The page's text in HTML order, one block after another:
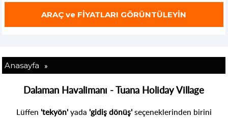
Anasayfa »
Dalaman Havalimanı - Tuana Holiday Village
Lüffen 'tekyön'yada 'gidiş dönüş'seçeneklerinden birini